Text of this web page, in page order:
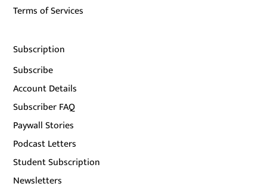
Terms of Services
Subscription
Subscribe
Account Details
Subscriber FAQ
Paywall Stories
Podcast Letters
Student Subscription
Newsletters